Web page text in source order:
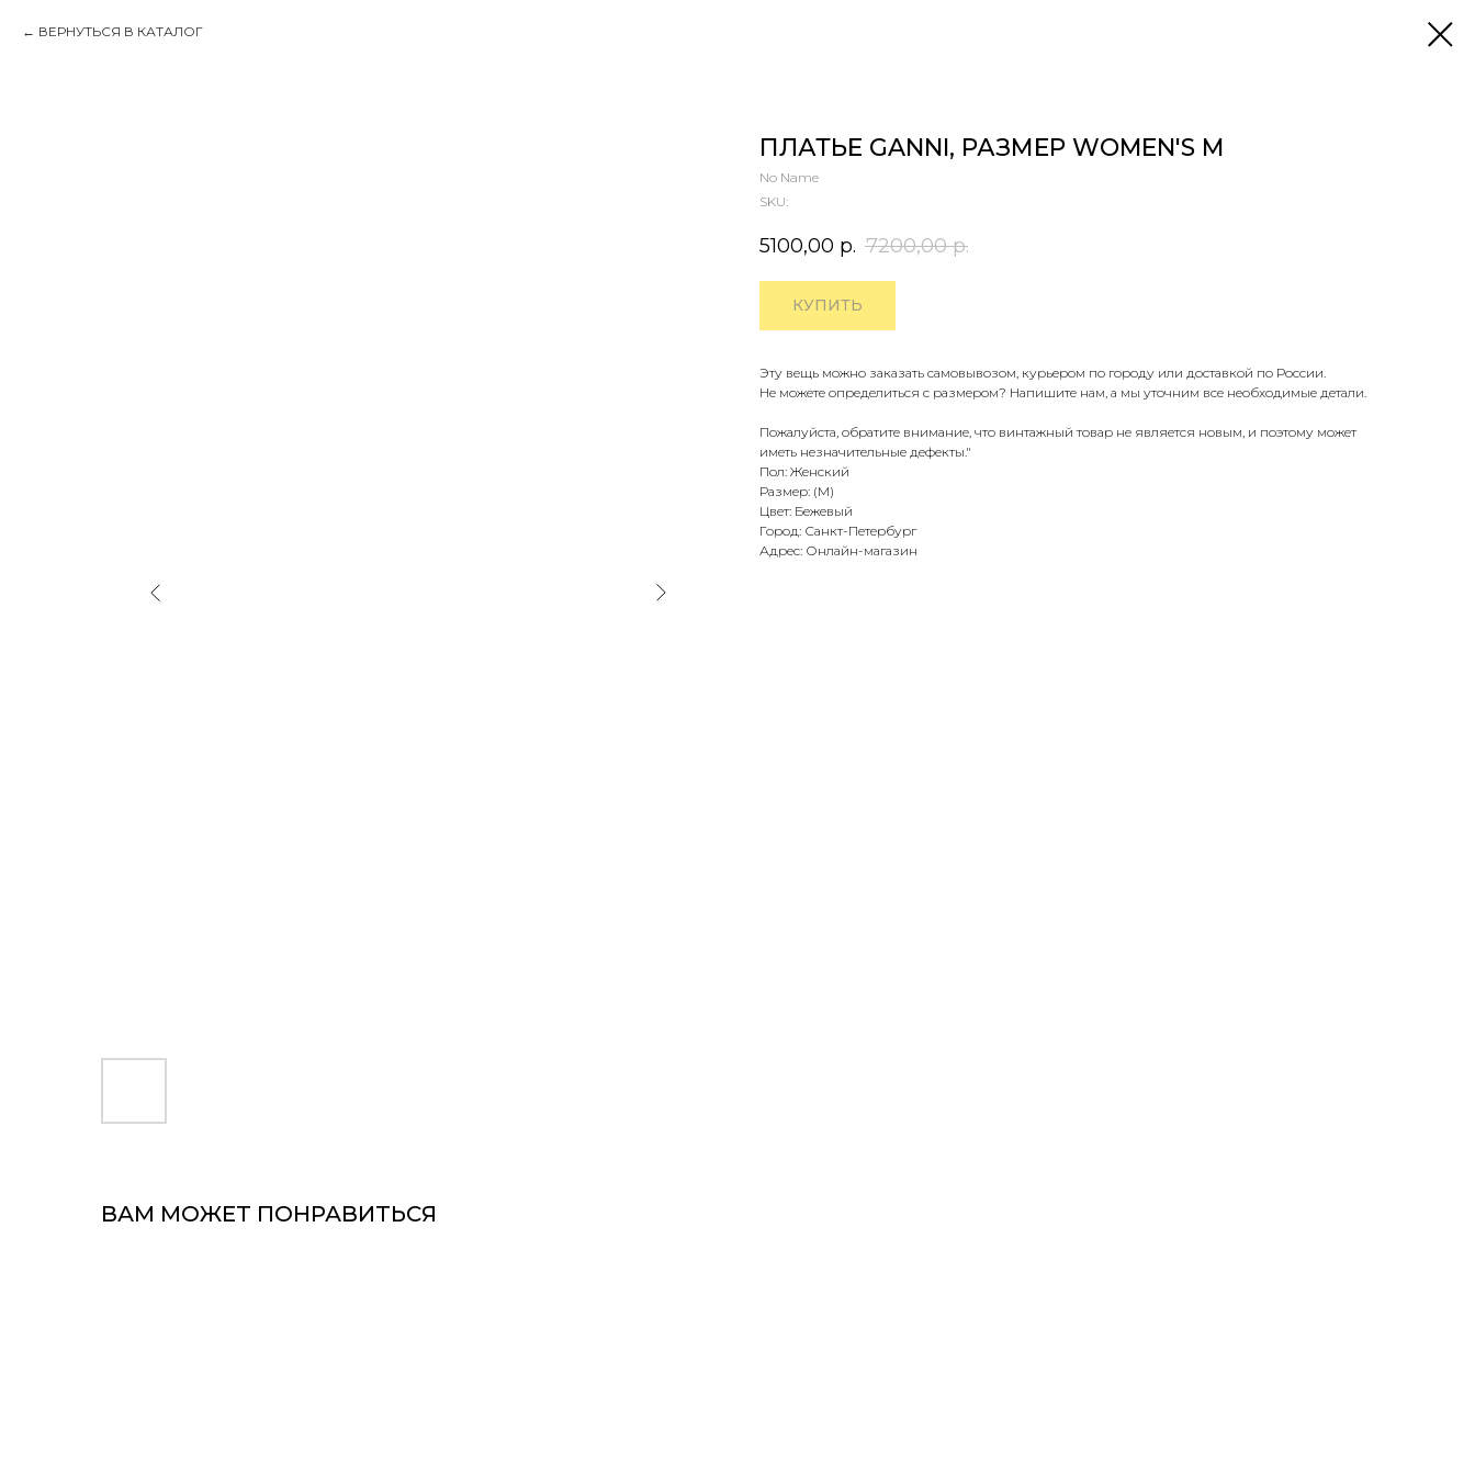
ВЕРНУТЬСЯ В КАТАЛОГ
ПЛАТЬЕ GANNI, РАЗМЕР WOMEN'S M
No Name
SKU:
5100,00 р. 7200,00 р.
КУПИТЬ
Эту вещь можно заказать самовывозом, курьером по городу или доставкой по России.
Не можете определиться с размером? Напишите нам, а мы уточним все необходимые детали.
Пожалуйста, обратите внимание, что винтажный товар не является новым, и поэтому может
иметь незначительные дефекты."
Пол: Женский
Размер: (M)
Цвет: Бежевый
Город: Санкт-Петербург
Адрес: Онлайн-магазин
ВАМ МОЖЕТ ПОНРАВИТЬСЯ